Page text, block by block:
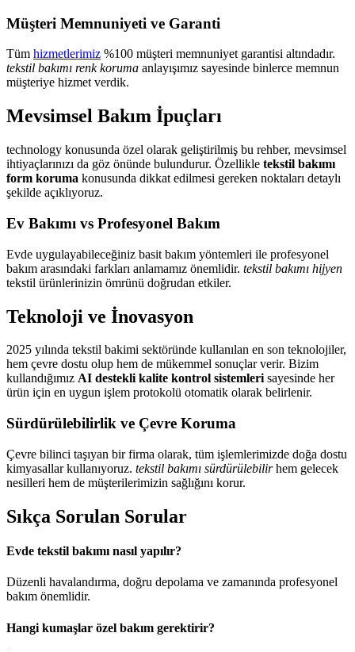
Müşteri Memnuniyeti ve Garanti
Tüm hizmetlerimiz %100 müşteri memnuniyet garantisi altındadır.
tekstil bakımı renk koruma anlayışımız sayesinde binlerce memnun
müşteriye hizmet verdik.
Mevsimsel Bakım İpuçları
technology konusunda özel olarak geliştirilmiş bu rehber, mevsimsel
ihtiyaçlarınızı da göz önünde bulundurur. Özellikle tekstil bakımı
form koruma konusunda dikkat edilmesi gereken noktaları detaylı
şekilde açıklıyoruz.
Ev Bakımı vs Profesyonel Bakım
Evde uygulayabileceğiniz basit bakım yöntemleri ile profesyonel
bakım arasındaki farkları anlamamız önemlidir. tekstil bakımı hijyen
tekstil ürünlerinizin ömrünü doğrudan etkiler.
Teknoloji ve İnovasyon
2025 yılında tekstil bakimi sektöründe kullanılan en son teknolojiler,
hem çevre dostu olup hem de mükemmel sonuçlar verir. Bizim
kullandığımız AI destekli kalite kontrol sistemlerisayesinde her
ürün için en uygun işlem protokolü otomatik olarak belirlenir.
Sürdürülebilirlik ve Çevre Koruma
Çevre bilinci taşıyan bir firma olarak, tüm işlemlerimizde doğa dostu
kimyasallar kullanıyoruz. tekstil bakımı sürdürülebilirhem gelecek
nesilleri hem de müşterilerimizin sağlığını korur.
Sıkça Sorulan Sorular
Evde tekstil bakımı nasıl yapılır?
Düzenli havalandırma, doğru depolama ve zamanında profesyonel
bakım önemlidir.
Hangi kumaşlar özel bakım gerektirir?